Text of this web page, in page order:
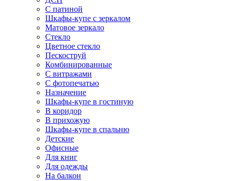
С патиной
Шкафы-купе с зеркалом
Матовое зеркало
Стекло
Цветное стекло
Пескоструй
Комбинированные
С витражами
С фотопечатью
Назначение
Шкафы-купе в гостиную
В коридор
В прихожую
Шкафы-купе в спальню
Детские
Офисные
Для книг
Для одежды
На балкон